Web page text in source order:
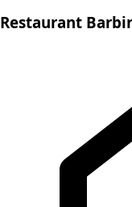
Restaurant